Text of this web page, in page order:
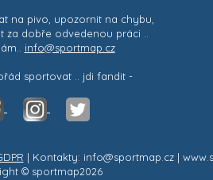
na pivo, upozornit na chybu,
za dobře odvedenou práci ..
info@sportmap.cz
sportovat .. jdi fandit -
| Kontakty: info@sportmap.cz |
© sportmap2026